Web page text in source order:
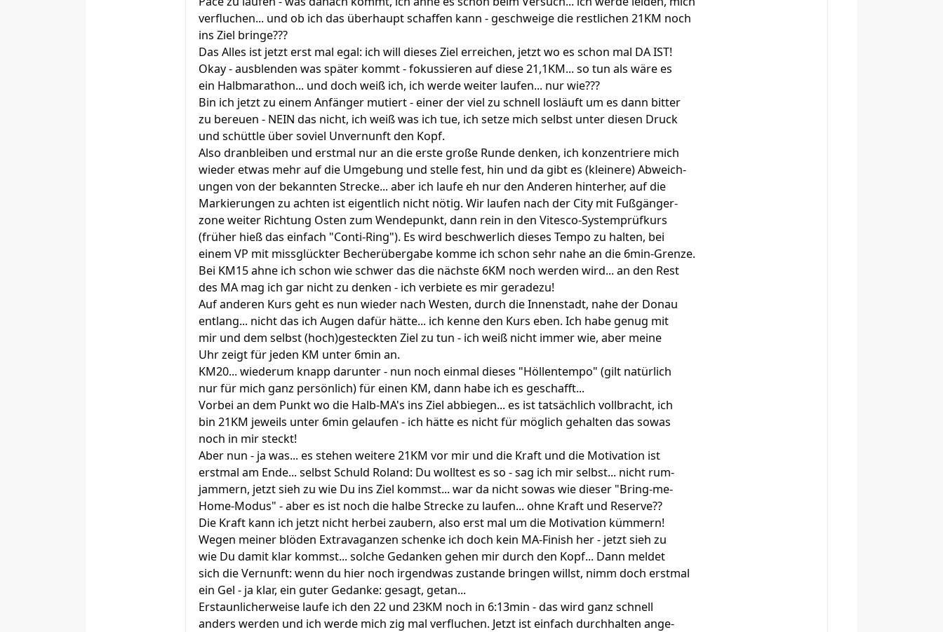
verfluchen... und ob ich das überhaupt schaffen kann - geschweige die restlichen 21KM noch
ins Ziel bringe???
Das Alles ist jetzt erst mal egal: ich will dieses Ziel erreichen, jetzt wo es schon mal DA IST!
Okay - ausblenden was später kommt - fokussieren auf diese 21,1KM... so tun als wäre es
ein Halbmarathon... und doch weiß ich, ich werde weiter laufen... nur wie???
Bin ich jetzt zu einem Anfänger mutiert - einer der viel zu schnell losläuft um es dann bitter
zu bereuen - NEIN das nicht, ich weiß was ich tue, ich setze mich selbst unter diesen Druck
und schüttle über soviel Unvernunft den Kopf.
Also dranbleiben und erstmal nur an die erste große Runde denken, ich konzentriere mich
wieder etwas mehr auf die Umgebung und stelle fest, hin und da gibt es (kleinere) Abweich-
ungen von der bekannten Strecke... aber ich laufe eh nur den Anderen hinterher, auf die
Markierungen zu achten ist eigentlich nicht nötig. Wir laufen nach der City mit Fußgänger-
zone weiter Richtung Osten zum Wendepunkt, dann rein in den Vitesco-Systemprüfkurs
(früher hieß das einfach "Conti-Ring"). Es wird beschwerlich dieses Tempo zu halten, bei
einem VP mit missglückter Becherübergabe komme ich schon sehr nahe an die 6min-Grenze.
Bei KM15 ahne ich schon wie schwer das die nächste 6KM noch werden wird... an den Rest
des MA mag ich gar nicht zu denken - ich verbiete es mir geradezu!
Auf anderen Kurs geht es nun wieder nach Westen, durch die Innenstadt, nahe der Donau
entlang... nicht das ich Augen dafür hätte... ich kenne den Kurs eben. Ich habe genug mit
mir und dem selbst (hoch)gesteckten Ziel zu tun - ich weiß nicht immer wie, aber meine
Uhr zeigt für jeden KM unter 6min an.
KM20... wiederum knapp darunter - nun noch einmal dieses "Höllentempo" (gilt natürlich
nur für mich ganz persönlich) für einen KM, dann habe ich es geschafft...
Vorbei an dem Punkt wo die Halb-MA's ins Ziel abbiegen... es ist tatsächlich vollbracht, ich
bin 21KM jeweils unter 6min gelaufen - ich hätte es nicht für möglich gehalten das sowas
noch in mir steckt!
Aber nun - ja was... es stehen weitere 21KM vor mir und die Kraft und die Motivation ist
erstmal am Ende... selbst Schuld Roland: Du wolltest es so - sag ich mir selbst... nicht rum-
jammern, jetzt sieh zu wie Du ins Ziel kommst... war da nicht sowas wie dieser "Bring-me-
Home-Modus" - aber es ist noch die halbe Strecke zu laufen... ohne Kraft und Reserve??
Die Kraft kann ich jetzt nicht herbei zaubern, also erst mal um die Motivation kümmern!
Wegen meiner blöden Extravaganzen schenke ich doch kein MA-Finish her - jetzt sieh zu
wie Du damit klar kommst... solche Gedanken gehen mir durch den Kopf... Dann meldet
sich die Vernunft: wenn du hier noch irgendwas zustande bringen willst, nimm doch erstmal
ein Gel - ja klar, ein guter Gedanke: gesagt, getan...
Erstaunlicherweise laufe ich den 22 und 23KM noch in 6:13min - das wird ganz schnell
anders werden und ich werde mich zig mal verfluchen. Jetzt ist einfach durchhalten ange-